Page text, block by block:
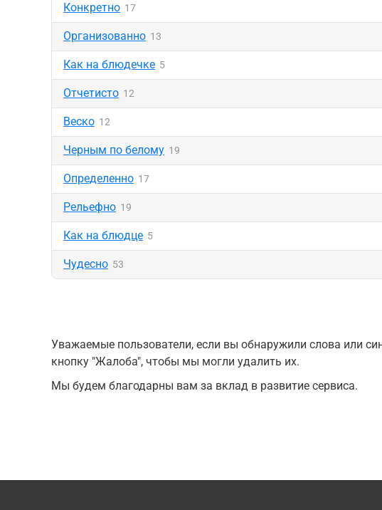
Конкретно 17
Организованно 13
Как на блюдечке 5
Отчетисто 12
Веско 12
Черным по белому 19
Определенно 17
Рельефно 19
Как на блюдце 5
Чудесно 53
Уважаемые пользователи, если вы обнаружили слова или
кнопку "Жалоба", чтобы мы могли удалить их.
Мы будем благодарны вам за вклад в развитие сервиса.